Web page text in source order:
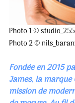
Photo 1 © studio_255
Photo 2 ©
Fondée en 2015
James, la
mission de